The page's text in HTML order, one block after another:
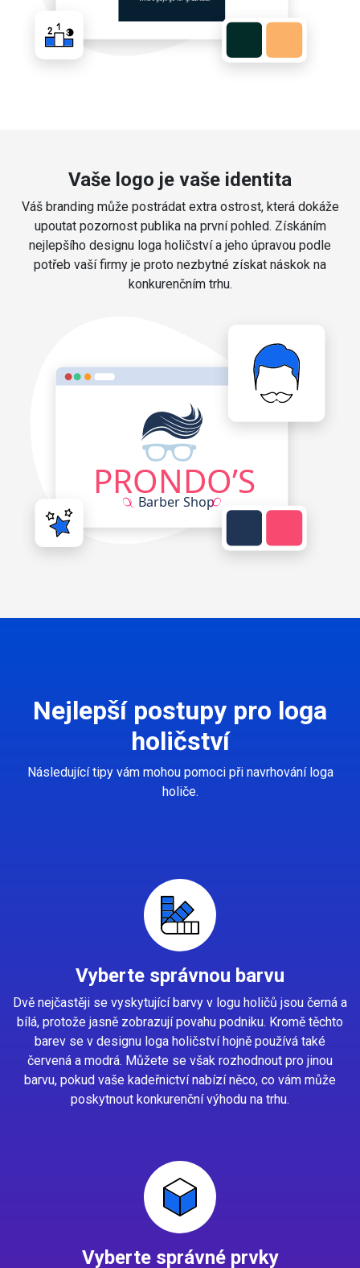
Vaše logo je vaše identita
Váš branding může postrádat extra ostrost, která dokáže
upoutat pozornost publika na první pohled. Získáním
nejlepšího designu loga holičství a jeho úpravou podle
potřeb vaší firmy je proto nezbytné získat náskok na
konkurenčním trhu.
Nejlepší postupy pro loga
holičství
Následující tipy vám mohou pomoci při navrhování loga
holiče.
Vyberte správnou barvu
Dvě nejčastěji se vyskytující barvy v logu holičů jsou černá a
bílá, protože jasně zobrazují povahu podniku. Kromě těchto
barev se v designu loga holičství hojně používá také
červená a modrá. Můžete se však rozhodnout pro jinou
barvu, pokud vaše kadeřnictví nabízí něco, co vám může
poskytnout konkurenční výhodu na trhu.
Vyberte správné prvky